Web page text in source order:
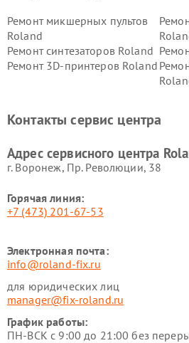
Ремонт микшерных пультов
Roland
Ремонт синтезаторов Roland
Ремонт 3D-принтеров Roland
Контакты сервис центра
Адрес сервисного центра
г. Воронеж, Пр. Революции, 38
Горячая линия:
+7 (473) 201-67-53
Электронная почта:
info@roland-fix.ru
для юридических лиц
manager@fix-roland.ru
График работы:
ПН-ВСК с 9:00 до 21:00 без